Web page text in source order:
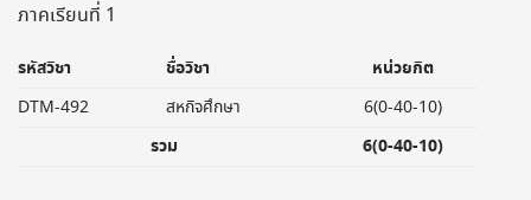
ภาคเรียนที่ 1
รหัสวิชา ชื่อวิชา
หน่วยกิต
DTM-492
สหกิจศึกษา
6(0-40-10)
รวม
6(0-40-10)